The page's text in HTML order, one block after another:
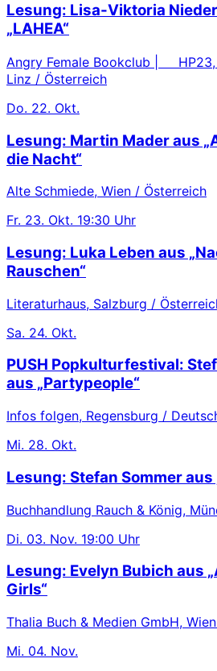
Lesung: Lisa-Viktoria
„LAHEA“
Angry Female Bookclub |
Linz / Österreich
Do. 22. Okt.
Lesung: Martin Mader aus
die Nacht“
Alte Schmiede, Wien / Österreich
Fr. 23. Okt. 19:30 Uhr
Lesung: Luka Leben aus
Rauschen“
Literaturhaus, Salzburg /
Sa. 24. Okt.
PUSH Popkulturfestival:
aus „Partypeople“
Infos folgen, Regensburg /
Mi. 28. Okt.
Lesung: Stefan Sommer aus
Buchhandlung Rauch & König,
Di. 03. Nov. 19:00 Uhr
Lesung: Evelyn Bubich aus
Girls“
Thalia Buch & Medien GmbH,
Mi. 04. Nov.